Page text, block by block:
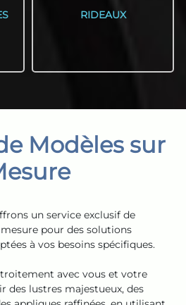
RIDEAUX
Modèles sur
un service exclusif de
pour des solutions
à vos besoins spécifiques.
avec vous et votre
des lustres majestueux, des